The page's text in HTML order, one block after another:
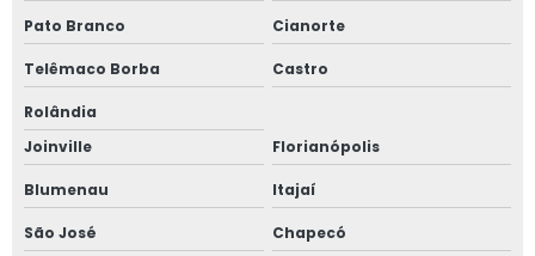
Projetos de instrumentação industrial
Qualidade de energia
Qualidade de energia elétrica
Pato Branco Cianorte
Telêmaco Borba Castro
Rolândia
Joinville
Florianópolis
Blumenau Itajaí
São José Chapecó